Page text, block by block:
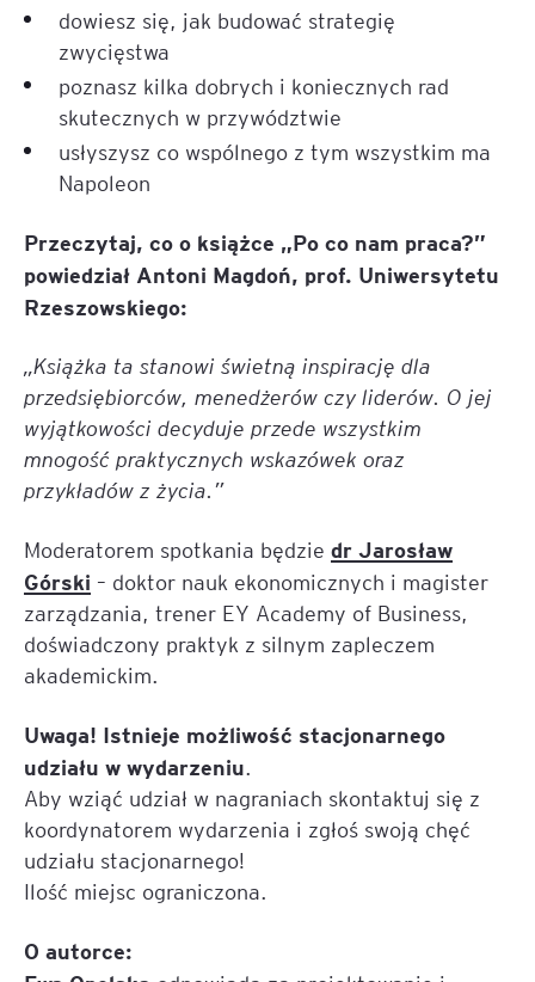
dowiesz się, jak budować strategię
zwycięstwa
poznasz kilka dobrych i koniecznych rad
skutecznych w przywództwie
usłyszysz co wspólnego z tym wszystkim ma
Napoleon
Przeczytaj, co o książce „Po co nam praca?”
powiedział Antoni Magdoń, prof. Uniwersytetu
Rzeszowskiego:
„Książka ta stanowi świetną inspirację dla
przedsiębiorców, menedżerów czy liderów. O jej
wyjątkowości decyduje przede wszystkim
mnogość praktycznych wskazówek oraz
przykładów z życia.”
Moderatorem spotkania będzie dr Jarosław
Górski – doktor nauk ekonomicznych i magister
zarządzania, trener EY Academy of Business,
doświadczony praktyk z silnym zapleczem
akademickim.
Uwaga! Istnieje możliwość stacjonarnego
udziału w wydarzeniu.
Aby wziąć udział w nagraniach skontaktuj się z
koordynatorem wydarzenia i zgłoś swoją chęć
udziału stacjonarnego!
Ilość miejsc ograniczona.
O autorce: